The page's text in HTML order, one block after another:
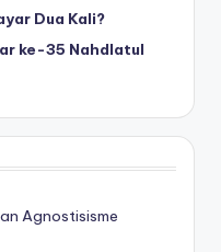
Dua Kali?
ke-35 Nahdlatul
Agnostisisme